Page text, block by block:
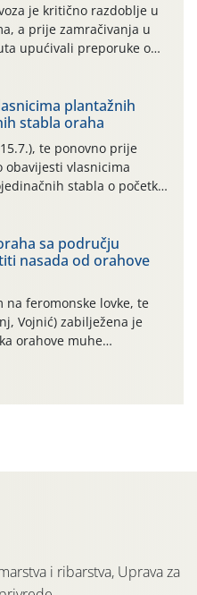
je kritično razdoblje u
a prije zamračivanja u
upućivali preporuke o
od najčešćih
fagnih grinja (23.7., 14.7.,
je zabilježeno je
razdoblje, uz
plantažnih
stabla oraha
te ponovno prije
obavijesti vlasnicima
stabla o početku
suzbijanja
Već dvanaest dana
udar”, koji naročito
05.8.), jer najviše
[…]
sa području
nasada od orahove
na feromonske lovke, te
Vojnić) zabilježena je
orahove muhe
može se objasniti
nasadima s vrlo malim
i ribarstva, Uprava za